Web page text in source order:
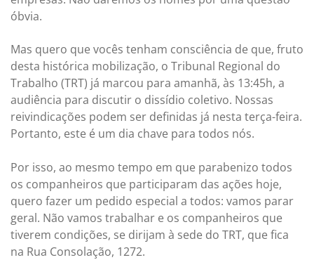
óbvia.
Mas quero que vocês tenham consciência de que, fruto
desta histórica mobilização, o Tribunal Regional do
Trabalho (TRT) já marcou para amanhã, às 13:45h, a
audiência para discutir o dissídio coletivo. Nossas
reivindicações podem ser definidas já nesta terça-feira.
Portanto, este é um dia chave para todos nós.
Por isso, ao mesmo tempo em que parabenizo todos
os companheiros que participaram das ações hoje,
quero fazer um pedido especial a todos: vamos parar
geral. Não vamos trabalhar e os companheiros que
tiverem condições, se dirijam à sede do TRT, que fica
na Rua Consolação, 1272.